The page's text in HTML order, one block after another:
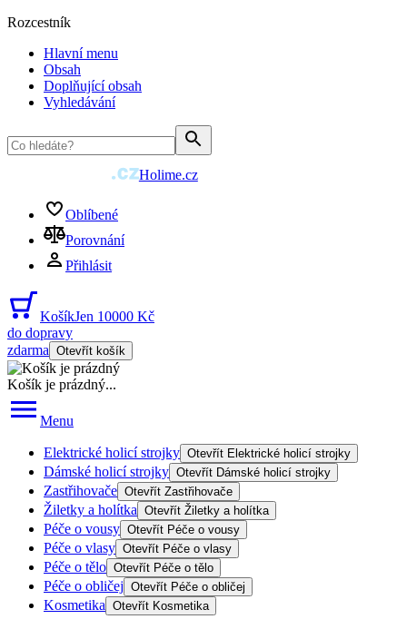
Rozcestník
Hlavní menu
Obsah
Doplňující obsah
Vyhledávání
Holime.cz
Oblíbené
Porovnání
Přihlásit
KošíkJen 10000 Kč
do dopravy
zdarma Otevřít košík
Košík je prázdný...
Menu
Elektrické holicí strojky Otevřít Elektrické holicí strojky
Dámské holicí strojky Otevřít Dámské holicí strojky
Zastřihovače Otevřít Zastřihovače
Žiletky a holítka Otevřít Žiletky a holítka
Péče o vousy Otevřít Péče o vousy
Péče o vlasy Otevřít Péče o vlasy
Péče o tělo Otevřít Péče o tělo
Péče o obličej Otevřít Péče o obličej
Kosmetika Otevřít Kosmetika